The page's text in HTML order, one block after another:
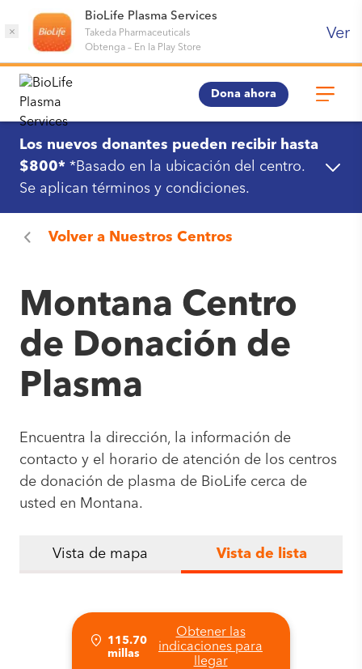
×
BioLife Plasma Services
Takeda Pharmaceuticals
Obtenga– En la Play Store
Ver
Dona ahora
Los nuevos donantes pueden recibir hasta
$800* *Basado en la ubicación del centro.
Se aplican términos y condiciones.
Volver a Nuestros Centros
Montana Centro
de Donación de
Plasma
Encuentra la dirección, la información de
contacto y el horario de atención de los centros
de donación de plasma de BioLife cerca de
usted en Montana.
Vista de mapa Vista de lista
115.70
millas
Obtener las
indicaciones para
llegar